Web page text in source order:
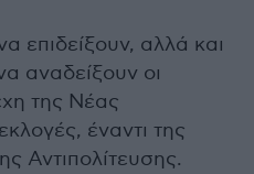
επιδείξουν, αλλά και
αναδείξουν οι
της Νέας
έναντι της
Αντιπολίτευσης.